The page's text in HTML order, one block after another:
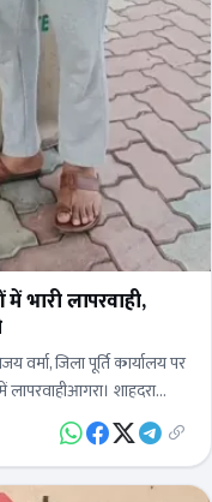
भारी लापरवाही,
वर्मा, जिला पूर्ति कार्यालय पर
लापरवाहीआगरा। शाहदरा